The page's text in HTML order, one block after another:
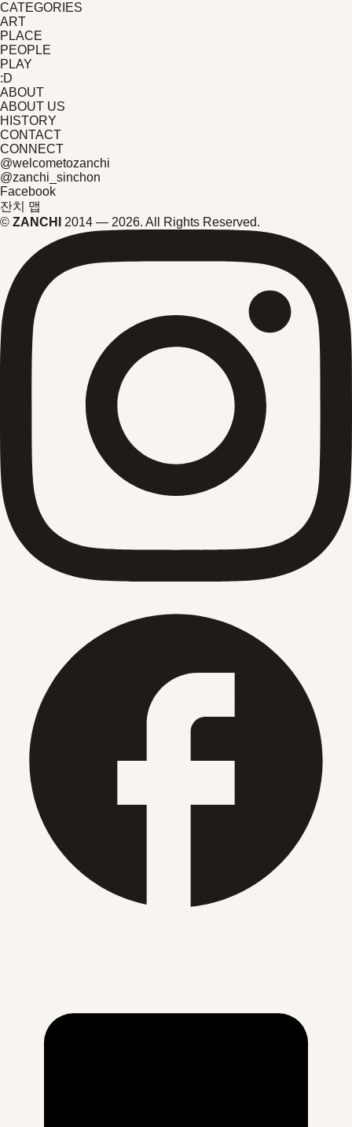
CATEGORIES
ART
PLACE
PEOPLE
PLAY
:D
ABOUT
ABOUT US
HISTORY
CONTACT
CONNECT
@welcometozanchi
@zanchi_sinchon
Facebook
잔치 맵
© ZANCHI 2014 — 2026. All Rights Reserved.